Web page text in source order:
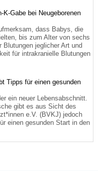
Gabe bei Neugeborenen
dass Babys, die
bis zum Alter von sechs
Blutungen jeglicher Art und
für intrakranielle Blutungen
Tipps für einen gesunden
ein neuer Lebensabschnitt.
gibt es aus Sicht des
e.V. (BVKJ) jedoch
einen gesunden Start in den